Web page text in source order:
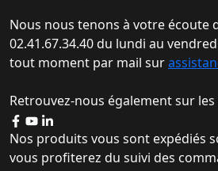
Nous nous tenons à votre écoute
02.41.67.34.40 du lundi au
tout moment par mail sur
Retrouvez-nous également sur les
Nos produits vous sont expédiés
vous profiterez du suivi des